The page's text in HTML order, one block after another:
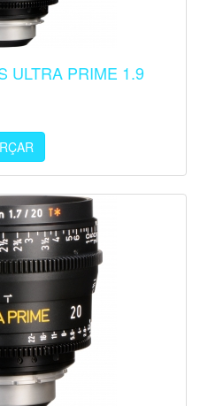
ULTRA PRIME 1.9